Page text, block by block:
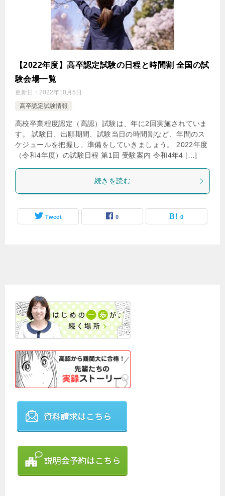
【2022年度】高卒認定試験の日程と時間割 全国の試
験会場一覧
更新日： 2022年10月5日
高卒認定試験情報
高校卒業程度認定（高認）試験は、年に2回実施されていま
す。 試験日、出願期間、試験当日の時間割など、年間のス
ケジュールを把握し、準備をしていきましょう。 2022年度
（令和4年度）の試験日程 第1回 受験案内 令和4年4 […]
続きを読む
Tweet 0 0